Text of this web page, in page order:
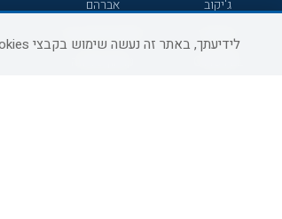
ג'יקוב
אברהם
לידיעתך, באתר זה נעשה שימוש בקבצי Cookies המשך גלישה באתר מהווה הסכמה לשימוש זה, למידע נוסף ניתן לעיין